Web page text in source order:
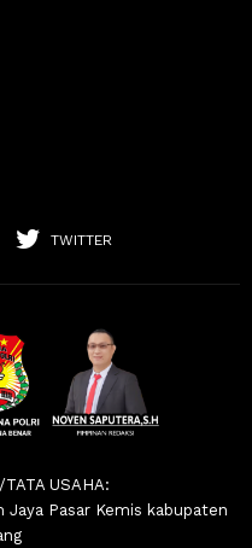
TWITTER
USAHA:
Jaya Pasar Kemis kabupaten